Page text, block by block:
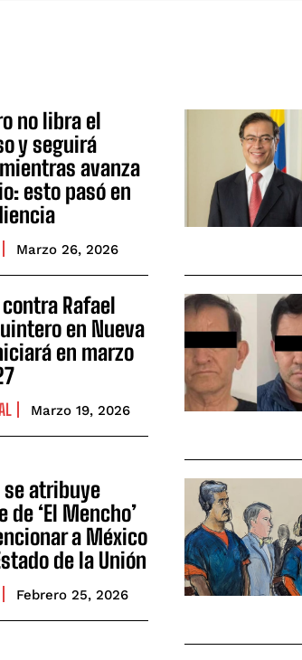
no libra el
y seguirá
avanza
esto pasó en
Marzo 26, 2026
Rafael
en Nueva
en marzo
Marzo 19, 2026
se atribuye
de ‘El Mencho’
a México
de la Unión
Febrero 25, 2026